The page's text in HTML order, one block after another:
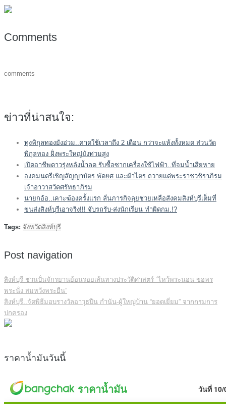
Comments
comments
ข่าวที่น่าสนใจ:
ทุ่งพิกุลทองยังอ่วม..คาดใช้เวลาถึง 2 เดือน กว่าจะแห้งทั้งหมด ส่วนวัด
พิกุลทอง ฝั่งพระใหญ่ยังท่วมสูง
เปิดอาชีพดาวรุ่งหลังน้ำลด รับซื้อซากเครื่องใช้ไฟฟ้า..ที่จมน้ำเสียหาย
องคมนตรีเชิญสัญญาบัตร พัดยศ และผ้าไตร ถวายแด่พระราชวชิราภิรม
เจ้าอาวาสวัดศรัทธาภิรม
นายกอ้อ..เคาะฆ้องครั้งแรก ลั่นภารกิจลุยช่วยเหลือสังคมสิงห์บุรีเต็มที่
ขนส่งสิงห์บุรีเอาจริง!!! จับรถรับ-ส่งนักเรียน ทำผิดกม.!?
Tags: จังหวัดสิงห์บุรี
Post navigation
สิงห์บุรี ชวนปั่นจักรยานย้อนรอยเส้นทางประวัติศาสตร์ “ไหว้พระนอน ขอพร
พระนั่ง สมหวังพระยืน”
สิงห์บุรี..จัดพิธีมอบรางวัลอาวุธปืน กำนัน-ผู้ใหญ่บ้าน “ยอดเยี่ยม” จากกรมการ
ปกครอง
ราคาน้ำมันวันนี้